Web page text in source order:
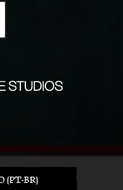
(PT-BR)